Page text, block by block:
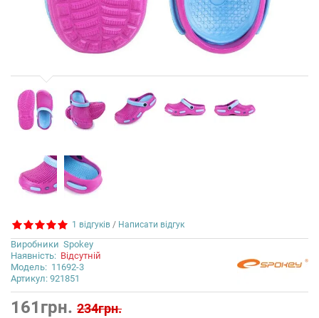
1 відгуків / Написати відгук
Виробники Spokey
Наявність: Відсутній
Модель: 11692-3
Артикул: 921851
161грн. 234грн.